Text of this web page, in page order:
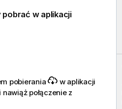
w aplikacji
pobierania
w aplikacji
połączenie z